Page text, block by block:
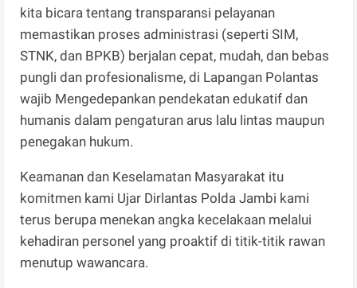
kita bicara tentang transparansi pelayanan
memastikan proses administrasi (seperti SIM,
STNK, dan BPKB) berjalan cepat, mudah, dan bebas
pungli dan profesionalisme, di Lapangan Polantas
wajib Mengedepankan pendekatan edukatif dan
humanis dalam pengaturan arus lalu lintas maupun
penegakan hukum.
Keamanan dan Keselamatan Masyarakat itu
komitmen kami Ujar Dirlantas Polda Jambi kami
terus berupa menekan angka kecelakaan melalui
kehadiran personel yang proaktif di titik-titik rawan
menutup wawancara.